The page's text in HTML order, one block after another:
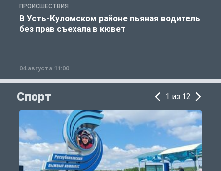
ПРОИСШЕСТВИЯ
В Усть-Куломском районе пьяная водитель
без прав съехала в кювет
04 августа 11:00
Спорт 1 из 12